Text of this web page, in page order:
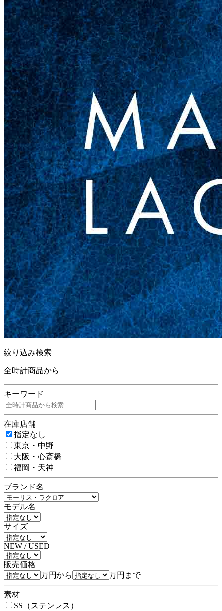
絞り込み検索
全時計商品から
キーワード
在庫店舗
指定なし
東京・中野
大阪・心斎橋
福岡・天神
ブランド名
モデル名
サイズ
NEW / USED
販売価格
万円から
万円まで
素材
SS（ステンレス）